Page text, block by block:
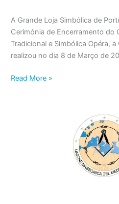
A Grande Loja Simbólica de
Cerimónia de Encerramento do
Tradicional e Simbólica Opéra,
realizou no dia 8 de Março de
Read More »